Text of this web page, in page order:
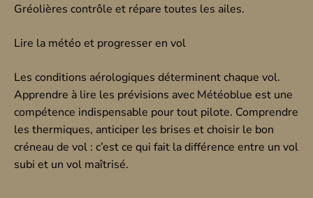
Gréolières contrôle et répare toutes les ailes.
Lire la météo et progresser en vol
Les conditions aérologiques déterminent chaque vol.
Apprendre à lire les prévisions avec Météoblue est une
compétence indispensable pour tout pilote. Comprendre
les thermiques, anticiper les brises et choisir le bon
créneau de vol : c’est ce qui fait la différence entre un vol
subi et un vol maîtrisé.